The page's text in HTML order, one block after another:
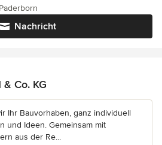
Nachricht
Co. KG
Ihr Bauvorhaben, ganz individuell
und Ideen. Gemeinsam mit
aus der Re...